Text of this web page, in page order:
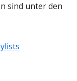
sind unter den